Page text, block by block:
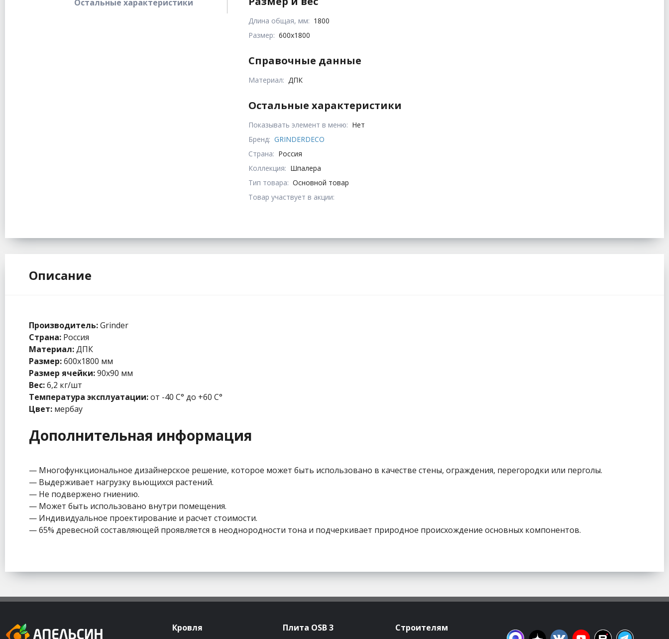
Остальные характеристики
Длина общая, мм: 1800
Размер: 600х1800
Справочные данные
Материал: ДПК
Остальные характеристики
Показывать элемент в меню: Нет
Бренд: GRINDERDECO
Страна: Россия
Коллекция: Шпалера
Тип товара: Основной товар
Товар участвует в акции:
Описание
Производитель:Grinder
Страна: Россия
Материал:ДПК
Размер:600х1800 мм
Размер ячейки:90х90 мм
Вес:6,2 кг/шт
Температура эксплуатации:от -40 С° до +60 С°
Цвет: мербау
Дополнительная информация
— Многофункциональное дизайнерское решение, которое может быть использовано в качестве стены, ограждения, перегородки или перголы.
— Выдерживает нагрузку вьющихся растений.
— Не подвержено гниению.
— Может быть использовано внутри помещения.
— Индивидуальное проектирование и расчет стоимости.
— 65% древесной составляющей проявляется в неоднородности тона и подчеркивает природное происхождение основных компонентов.
Кровля
Плита OSB 3
Строителям